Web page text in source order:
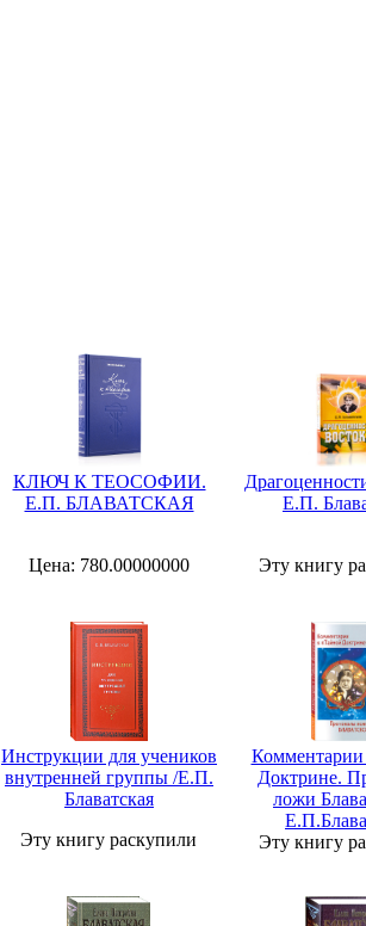
КЛЮЧ К ТЕОСОФИИ.
Е.П. БЛАВАТСКАЯ
Цена: 780.00000000
Е.П.
Эту книгу
Инструкции для учеников
внутренней группы /Е.П.
Блаватская
Эту книгу раскупили
Доктрине.
ложи
Эту книгу